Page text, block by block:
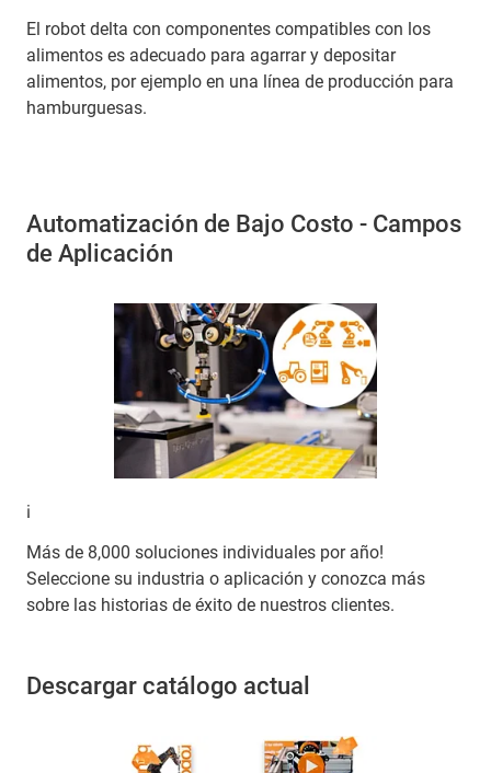
El robot delta con componentes compatibles con los
alimentos es adecuado para agarrar y depositar
alimentos, por ejemplo en una línea de producción para
hamburguesas.
Automatización de Bajo Costo - Campos
de Aplicación
¡
Más de 8,000 soluciones individuales por año!
Seleccione su industria o aplicación y conozca más
sobre las historias de éxito de nuestros clientes.
Descargar catálogo actual